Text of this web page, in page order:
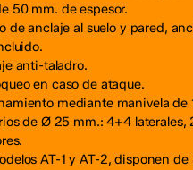
50 mm. de espesor.
de anclaje al suelo y pared,
anti-taladro.
en caso de ataque.
mediante manivela de
de Ø 25 mm.: 4+4 laterales,
AT-1 y AT-2, disponen